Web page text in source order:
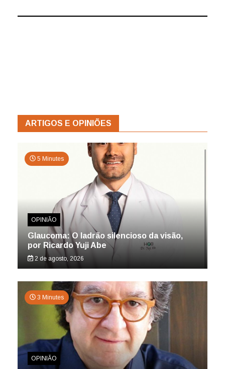
ARTIGOS E OPINIÕES
5 Minutes
OPINIÃO
Glaucoma: O ladrão silencioso da visão,
por Ricardo Yuji Abe
2 de agosto, 2026
3 Minutes
OPINIÃO